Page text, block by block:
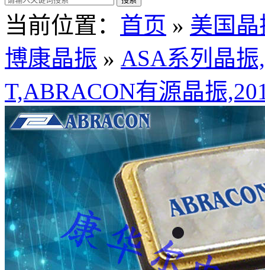
当前位置： 首页 » 美国晶
博康晶振 » ASA系列晶
T,ABRACON有源晶振